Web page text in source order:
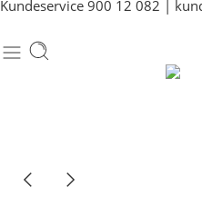
Kundeservice 900 12 082